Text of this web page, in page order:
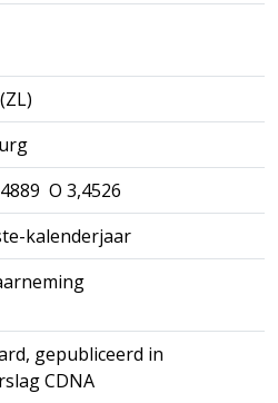
O 3,4526
kalenderjaar
gepubliceerd in
CDNA